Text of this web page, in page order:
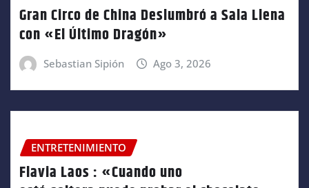
Gran Circo de China Deslumbró a Sala Llena
con «El Último Dragón»
Sebastian Sipión Ago 3, 2026
ENTRETENIMIENTO
Flavia Laos : «Cuando uno